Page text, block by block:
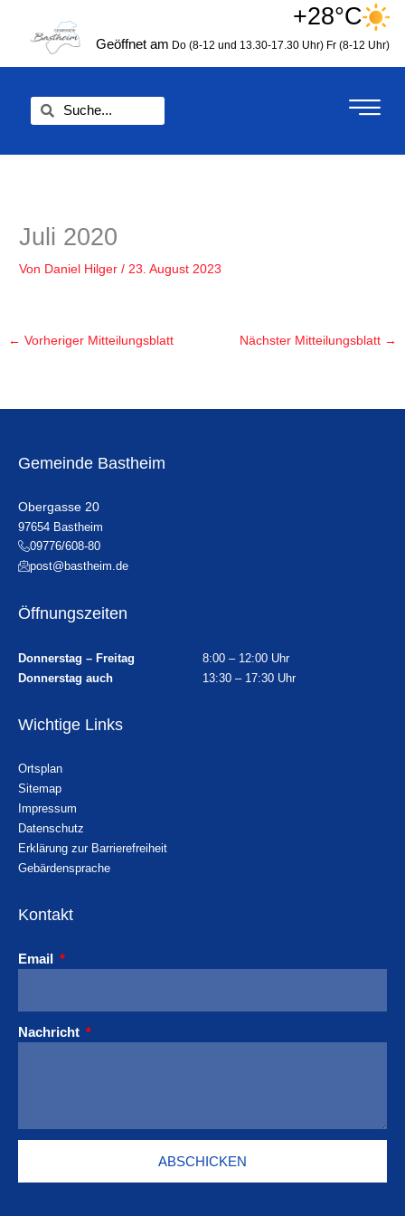
springen
+28°C
Geöffnet am Do (8-12 und 13.30-17.30 Uhr) Fr (8-12 Uhr)
Juli 2020
Von Daniel Hilger/ 23. August 2023
← Vorheriger Mitteilungsblatt Nächster Mitteilungsblatt →
Gemeinde Bastheim
Obergasse 20
97654 Bastheim
09776/608-80
post@bastheim.de
Öffnungszeiten
Donnerstag – Freitag
8:00 – 12:00 Uhr
Donnerstag auch
13:30 – 17:30 Uhr
Wichtige Links
Ortsplan
Sitemap
Impressum
Datenschutz
Erklärung zur Barrierefreiheit
Gebärdensprache
Kontakt
Email
Nachricht
ABSCHICKEN